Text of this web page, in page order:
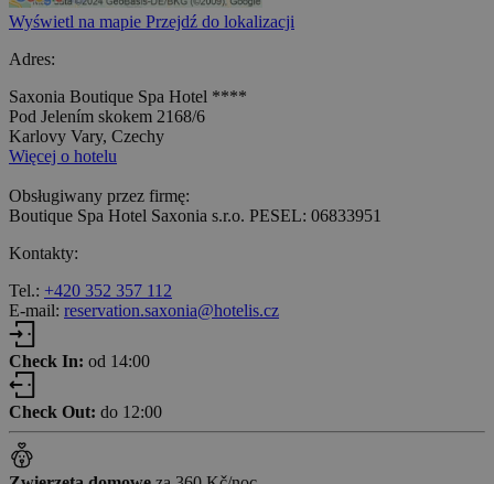
Wyświetl na mapie Przejdź do lokalizacji
Adres:
Saxonia Boutique Spa Hotel ****
Pod Jelením skokem 2168/6
Karlovy Vary, Czechy
Więcej o hotelu
Obsługiwany przez firmę:
Boutique Spa Hotel Saxonia s.r.o. PESEL: 06833951
Kontakty:
Tel.: +420 352 357 112
E-mail: reservation.saxonia@hotelis.cz
Check In: od 14:00
Check Out: do 12:00